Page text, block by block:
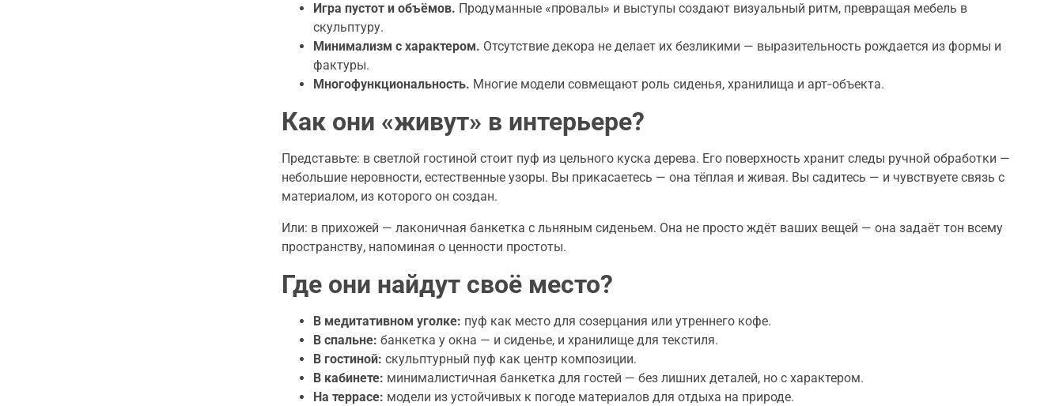
Игра пустот и объёмов. Продуманные «провалы» и выступы создают визуальный ритм, превращая мебель в
скульптуру.
Минимализм с характером. Отсутствие декора не делает их безликими — выразительность рождается из формы и
фактуры.
Многофункциональность. Многие модели совмещают роль сиденья, хранилища и арт‑объекта.
Как они «живут» в интерьере?
Представьте: в светлой гостиной стоит пуф из цельного куска дерева. Его поверхность хранит следы ручной обработки —
небольшие неровности, естественные узоры. Вы прикасаетесь — она тёплая и живая. Вы садитесь — и чувствуете связь с
материалом, из которого он создан.
Или: в прихожей — лаконичная банкетка с льняным сиденьем. Она не просто ждёт ваших вещей — она задаёт тон всему
пространству, напоминая о ценности простоты.
Где они найдут своё место?
В медитативном уголке: пуф как место для созерцания или утреннего кофе.
В спальне: банкетка у окна — и сиденье, и хранилище для текстиля.
В гостиной: скульптурный пуф как центр композиции.
В кабинете: минималистичная банкетка для гостей — без лишних деталей, но с характером.
На террасе: модели из устойчивых к погоде материалов для отдыха на природе.